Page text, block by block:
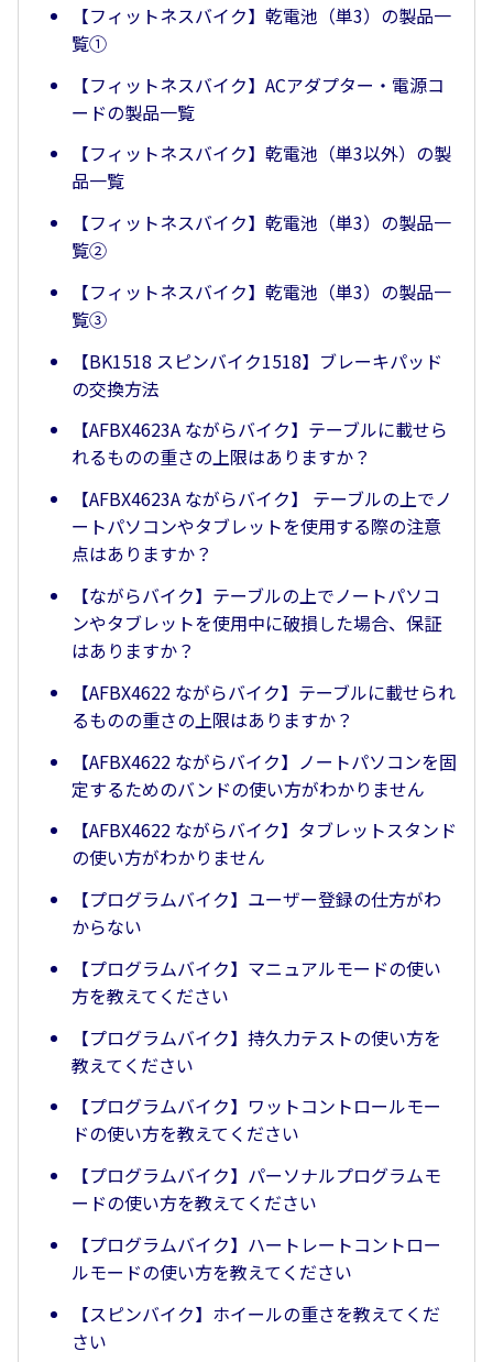
【フィットネスバイク】乾電池（単3）の製品一
覧①
【フィットネスバイク】ACアダプター・電源コ
ードの製品一覧
【フィットネスバイク】乾電池（単3以外）の製
品一覧
【フィットネスバイク】乾電池（単3）の製品一
覧②
【フィットネスバイク】乾電池（単3）の製品一
覧③
【BK1518 スピンバイク1518】ブレーキパッド
の交換方法
【AFBX4623A ながらバイク】テーブルに載せら
れるものの重さの上限はありますか？
【AFBX4623A ながらバイク】 テーブルの上でノ
ートパソコンやタブレットを使用する際の注意
点はありますか？
【ながらバイク】テーブルの上でノートパソコ
ンやタブレットを使用中に破損した場合、保証
はありますか？
【AFBX4622 ながらバイク】テーブルに載せられ
るものの重さの上限はありますか？
【AFBX4622 ながらバイク】ノートパソコンを固
定するためのバンドの使い方がわかりません
【AFBX4622 ながらバイク】タブレットスタンド
の使い方がわかりません
【プログラムバイク】ユーザー登録の仕方がわ
からない
【プログラムバイク】マニュアルモードの使い
方を教えてください
【プログラムバイク】持久力テストの使い方を
教えてください
【プログラムバイク】ワットコントロールモー
ドの使い方を教えてください
【プログラムバイク】パーソナルプログラムモ
ードの使い方を教えてください
【プログラムバイク】ハートレートコントロー
ルモードの使い方を教えてください
【スピンバイク】ホイールの重さを教えてくだ
さい